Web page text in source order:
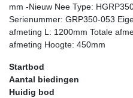
mm -Nieuw Nee Type:
Serienummer: GRP350-053
afmeting L: 1200mm Totale
afmeting Hoogte: 450mm
Startbod
Aantal biedingen
Huidig bod